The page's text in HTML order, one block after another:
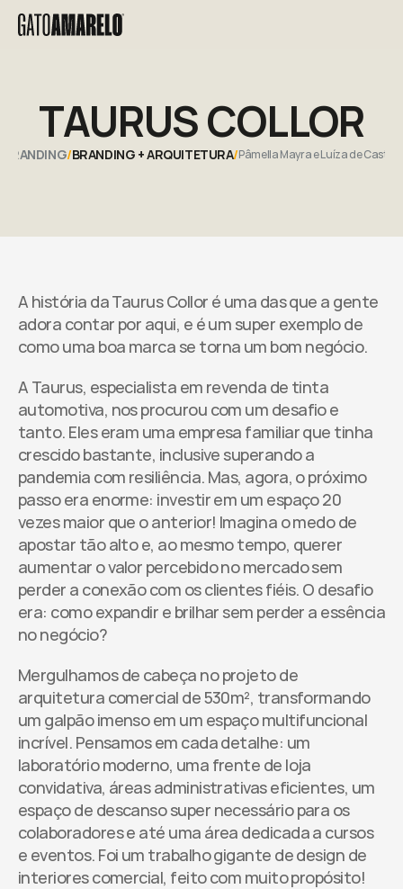
TAURUS COLLOR
BRANDING/BRANDING + ARQUITETURA/Pâmella Mayra e Luíza de Castro.
A história da Taurus Collor é uma das que a gente
adora contar por aqui, e é um super exemplo de
como uma boa marca se torna um bom negócio.​
A Taurus, especialista em revenda de tinta
automotiva, nos procurou com um desafio e
tanto. Eles eram uma empresa familiar que tinha
crescido bastante, inclusive superando a
pandemia com resiliência. Mas, agora, o próximo
passo era enorme: investir em um espaço 20
vezes maior que o anterior! Imagina o medo de
apostar tão alto e, ao mesmo tempo, querer
aumentar o valor percebido no mercado sem
perder a conexão com os clientes fiéis. O desafio
era: como expandir e brilhar sem perder a essência
no negócio? ​
Mergulhamos de cabeça no projeto de
arquitetura comercial de 530m², transformando
um galpão imenso em um espaço multifuncional
incrível. Pensamos em cada detalhe: um
laboratório moderno, uma frente de loja
convidativa, áreas administrativas eficientes, um
espaço de descanso super necessário para os
colaboradores e até uma área dedicada a cursos
e eventos. Foi um trabalho gigante de design de
interiores comercial, feito com muito propósito!​